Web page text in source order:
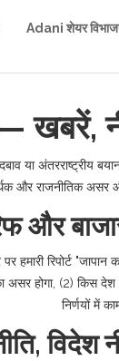
Adani शेयर
— खबरें,
या
और राजनीतिक असर
और
रिपोर्ट
असर होगा, (2)
निर्णयों में
विदेश